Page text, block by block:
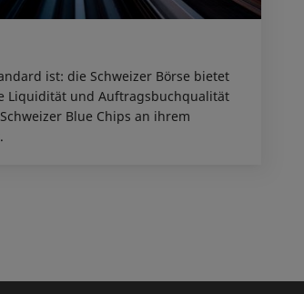
ist: die Schweizer Börse bietet
Liquidität und Auftragsbuchqualität
Blue Chips an ihrem